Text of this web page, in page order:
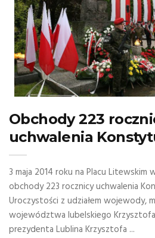
Obchody 223
uchwalenia
3 maja 2014 roku na Placu Litewskim
obchody 223 rocznicy uchwalenia
Uroczystości z udziałem wojewody,
województwa lubelskiego
prezydenta Lublina Krzysztofa ...